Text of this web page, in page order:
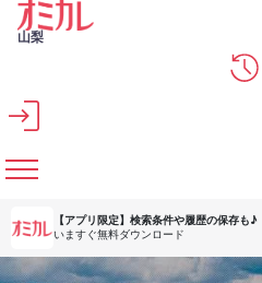
メインコンテンツへスキップ
山梨
【アプリ限定】 検索条件や履歴の保存も♪
いますぐ無料ダウンロード